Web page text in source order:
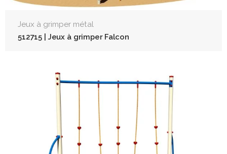
Jeux à grimper métal
512715 | Jeux à grimper Falcon